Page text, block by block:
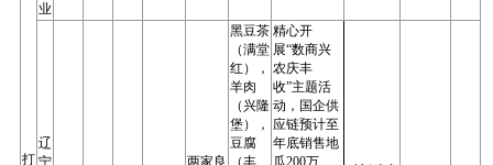
打
业
辽
宁
两家良
黑豆茶
（满堂
红），
羊肉
（兴隆
堡），
豆腐
（丰
精心开
展“数商兴
农庆丰
收”主题活
动，国企供
应链预计至
年底销售地
瓜200万